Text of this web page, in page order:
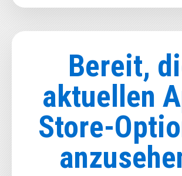
Bereit,
aktuellen
Store-